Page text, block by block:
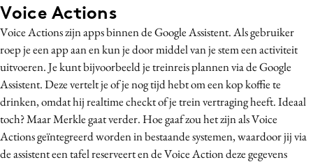
Voice Actions
Voice Actions zijn apps binnen de Google Assistent. Als gebruiker
roep je een app aan en kun je door middel van je stem een activiteit
uitvoeren. Je kunt bijvoorbeeld je treinreis plannen via de Google
Assistent. Deze vertelt je of je nog tijd hebt om een kop koffie te
drinken, omdat hij realtime checkt of je trein vertraging heeft. Ideaal
toch? Maar Merkle gaat verder. Hoe gaaf zou het zijn als Voice
Actions geïntegreerd worden in bestaande systemen, waardoor jij via
de assistent een tafel reserveert en de Voice Action deze gegevens